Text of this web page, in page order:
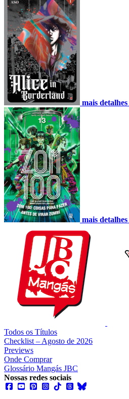
mais detalhes
mais detalhes
Todos os Títulos
Checklist – Agosto de 2026
Previews
Onde Comprar
Glossário Mangás JBC
Nossas redes sociais